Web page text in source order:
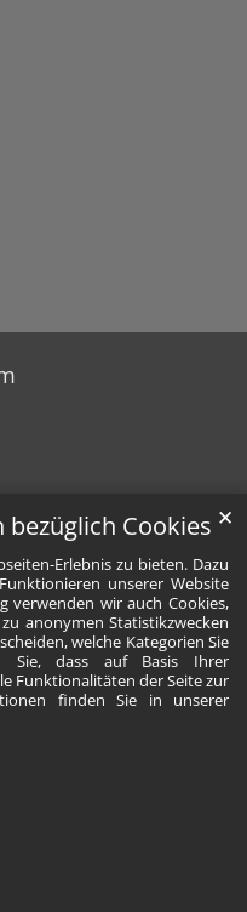
Cookies
Erlebnis zu bieten. Dazu
unserer Website
verwenden wir auch Cookies,
anonymen Statistikzwecken
welche Kategorien Sie
Sie, dass auf Basis Ihrer
Funktionalitäten der Seite zur
finden Sie in unserer
✕
Instagram
auf Facebook
Leben auf